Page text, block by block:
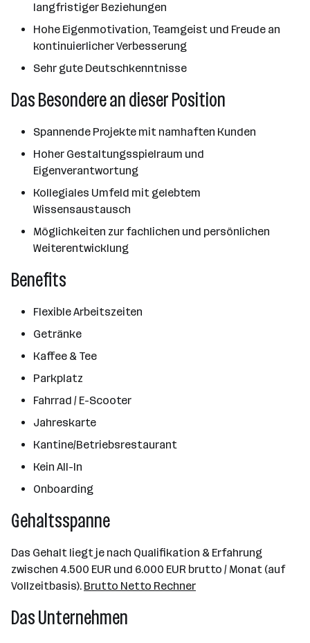
langfristiger Beziehungen
Hohe Eigenmotivation, Teamgeist und Freude an
kontinuierlicher Verbesserung
Sehr gute Deutschkenntnisse
Das Besondere an dieser Position
Spannende Projekte mit namhaften Kunden
Hoher Gestaltungsspielraum und
Eigenverantwortung
Kollegiales Umfeld mit gelebtem
Wissensaustausch
Möglichkeiten zur fachlichen und persönlichen
Weiterentwicklung
Benefits
Flexible Arbeitszeiten
Getränke
Kaffee & Tee
Parkplatz
Fahrrad / E-Scooter
Jahreskarte
Kantine/Betriebsrestaurant
Kein All-In
Onboarding
Gehaltsspanne
Das Gehalt liegt je nach Qualifikation & Erfahrung
zwischen 4.500 EUR und 6.000 EUR brutto / Monat (auf
Vollzeitbasis). Brutto Netto Rechner
Das Unternehmen